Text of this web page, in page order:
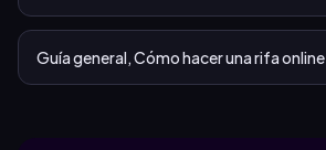
Guía general, Cómo hacer una rifa online